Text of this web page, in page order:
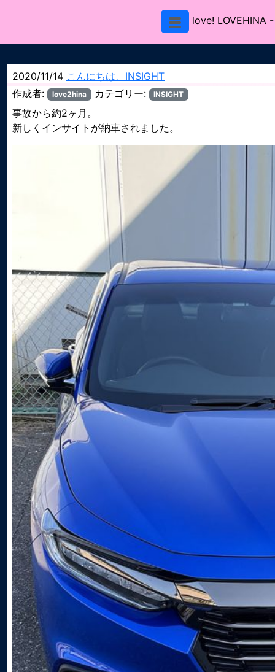
love! LOVEHINA
2020/11/14 こんにちは、INSIGHT
作成者:
love2hina カテゴリー: INSIGHT
事故から約2ヶ月。
新しくインサイトが納車されました。